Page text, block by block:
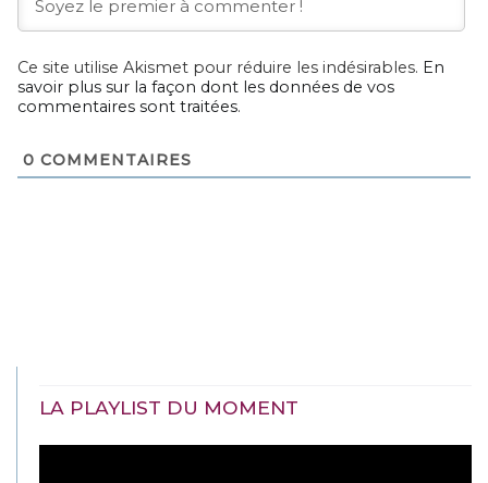
Ce site utilise Akismet pour réduire les indésirables. En
savoir plus sur la façon dont les données de vos
commentaires sont traitées.
0 COMMENTAIRES
LA PLAYLIST DU MOMENT